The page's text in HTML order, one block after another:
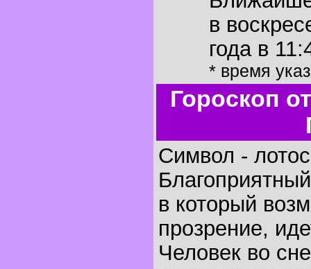
в
года в
* время
Гороскоп
Символ -
в который
прозрение,
Человек во